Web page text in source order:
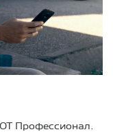
Профессионал.